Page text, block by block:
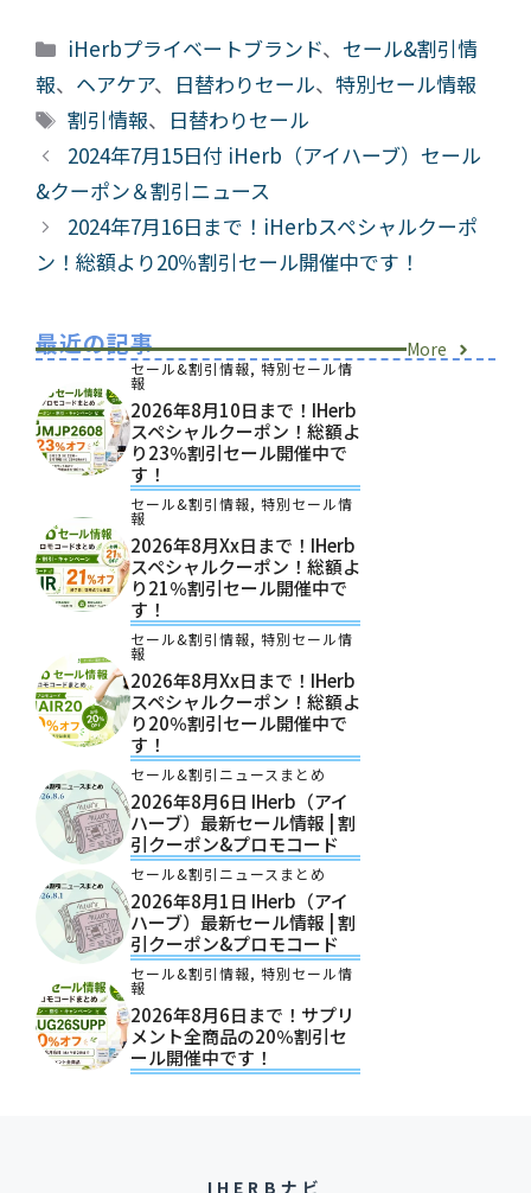
カ
テ
ゴ
リ
ー
iHerbプライベートブランド、 セール&割引情
報、 ヘアケア、 日替わりセール、 特別セール情報
タ
グ
割引情報、 日替わりセール
2024年7月15日付 iHerb（アイハーブ）セール
&クーポン＆割引ニュース
2024年7月16日まで！iHerbスペシャルクーポ
ン！総額より20％割引セール開催中です！
最近の記事 More
セール&割引情報, 特別セール情
報
2026年8月10日まで！iHerb
スペシャルクーポン！総額よ
り23％割引セール開催中で
す！
セール&割引情報, 特別セール情
報
2026年8月xx日まで！iHerb
スペシャルクーポン！総額よ
り21％割引セール開催中で
す！
セール&割引情報, 特別セール情
報
2026年8月xx日まで！iHerb
スペシャルクーポン！総額よ
り20％割引セール開催中で
す！
セール&割引ニュースまとめ
2026年8月6日 IHerb（アイ
ハーブ）最新セール情報 | 割
引クーポン&プロモコード
セール&割引ニュースまとめ
2026年8月1日 IHerb（アイ
ハーブ）最新セール情報 | 割
引クーポン&プロモコード
セール&割引情報, 特別セール情
報
2026年8月6日まで！サプリ
メント全商品の20％割引セ
ール開催中です！
IHERBナビ